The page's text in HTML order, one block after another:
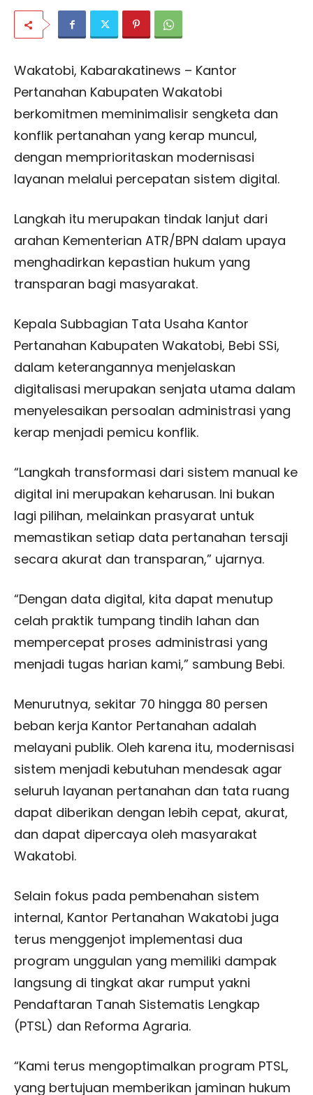
Wakatobi, Kabarakatinews – Kantor
Pertanahan Kabupaten Wakatobi
berkomitmen meminimalisir sengketa dan
konflik pertanahan yang kerap muncul,
dengan memprioritaskan modernisasi
layanan melalui percepatan sistem digital.
Langkah itu merupakan tindak lanjut dari
arahan Kementerian ATR/BPN dalam upaya
menghadirkan kepastian hukum yang
transparan bagi masyarakat.
Kepala Subbagian Tata Usaha Kantor
Pertanahan Kabupaten Wakatobi, Bebi SSi,
dalam keterangannya menjelaskan
digitalisasi merupakan senjata utama dalam
menyelesaikan persoalan administrasi yang
kerap menjadi pemicu konflik.
“Langkah transformasi dari sistem manual ke
digital ini merupakan keharusan. Ini bukan
lagi pilihan, melainkan prasyarat untuk
memastikan setiap data pertanahan tersaji
secara akurat dan transparan,” ujarnya.
“Dengan data digital, kita dapat menutup
celah praktik tumpang tindih lahan dan
mempercepat proses administrasi yang
menjadi tugas harian kami,” sambung Bebi.
Menurutnya, sekitar 70 hingga 80 persen
beban kerja Kantor Pertanahan adalah
melayani publik. Oleh karena itu, modernisasi
sistem menjadi kebutuhan mendesak agar
seluruh layanan pertanahan dan tata ruang
dapat diberikan dengan lebih cepat, akurat,
dan dapat dipercaya oleh masyarakat
Wakatobi.
Selain fokus pada pembenahan sistem
internal, Kantor Pertanahan Wakatobi juga
terus menggenjot implementasi dua
program unggulan yang memiliki dampak
langsung di tingkat akar rumput yakni
Pendaftaran Tanah Sistematis Lengkap
(PTSL) dan Reforma Agraria.
“Kami terus mengoptimalkan program PTSL,
yang bertujuan memberikan jaminan hukum